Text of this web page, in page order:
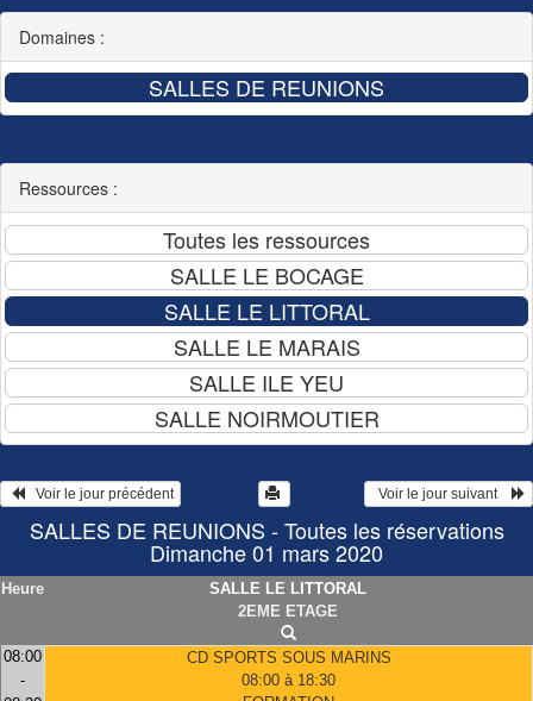
Domaines :
Ressources :
   Voir le jour précédent
  Voir le jour suivant
SALLES DE REUNIONS - Toutes les réservations
Dimanche 01 mars 2020
Heure
SALLE LE LITTORAL
2EME ETAGE
08:00
-
CD SPORTS SOUS MARINS
08:00 à 18:30